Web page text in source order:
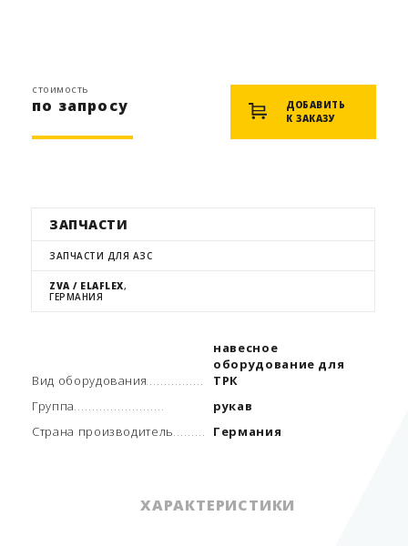
стоимость
по запросу
ДОБАВИТЬ
К ЗАКАЗУ
ЗАПЧАСТИ
ЗАПЧАСТИ ДЛЯ АЗС
ZVA / ELAFLEX,
ГЕРМАНИЯ
Вид оборудования
навесное
оборудование для
ТРК
Группа
рукав
Страна производитель
Германия
ХАРАКТЕРИСТИКИ